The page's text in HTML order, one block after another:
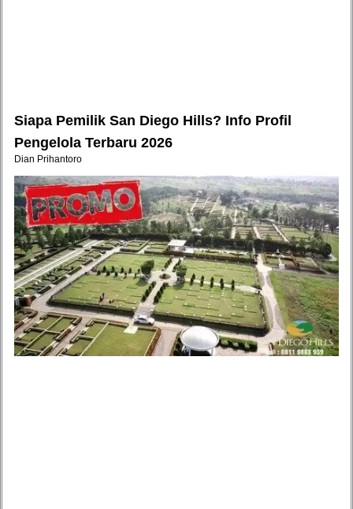
Siapa Pemilik San Diego Hills? Info Profil
Pengelola Terbaru 2026
Dian Prihantoro